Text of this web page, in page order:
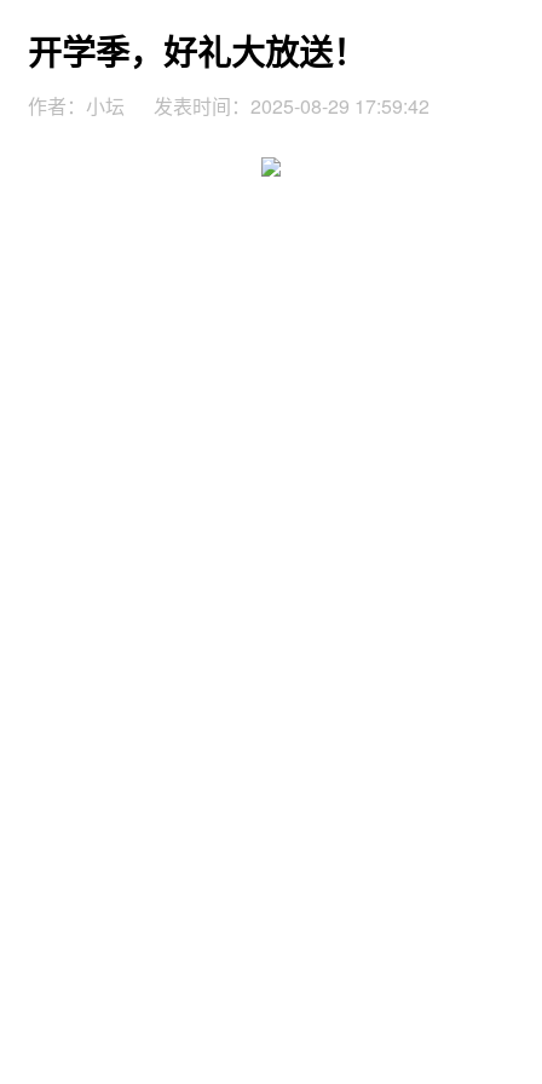
开学季，好礼大放送！
作者：小坛 发表时间：2025-08-29 17:59:42